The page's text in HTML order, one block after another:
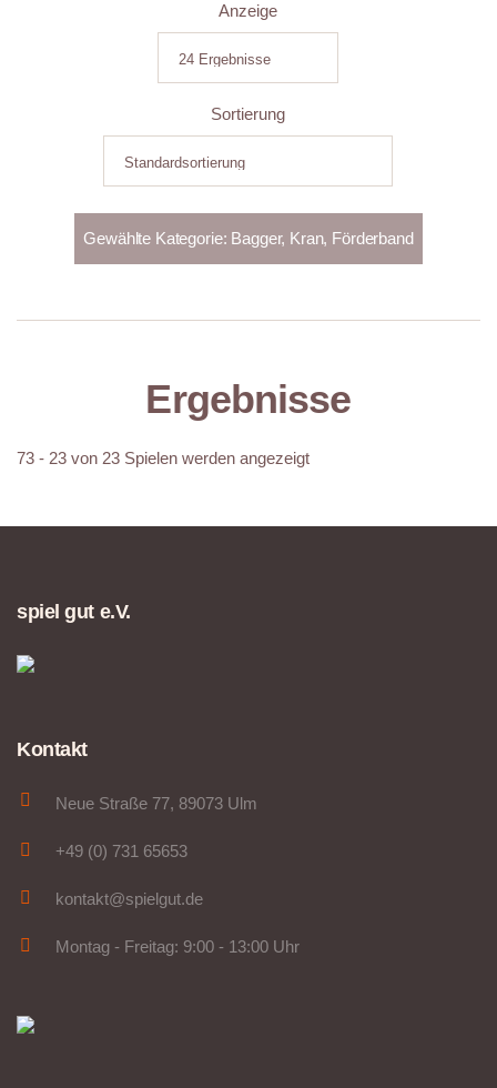
Anzeige
Sortierung
Ergebnisse
73 - 23 von 23 Spielen werden angezeigt
spiel gut e.V.
Kontakt
Neue Straße 77, 89073 Ulm
+49 (0) 731 65653
kontakt@spielgut.de
Montag - Freitag: 9:00 - 13:00 Uhr